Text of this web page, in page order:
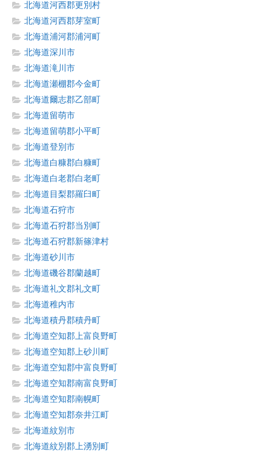
北海道河西郡更別村
北海道河西郡芽室町
北海道浦河郡浦河町
北海道深川市
北海道滝川市
北海道瀬棚郡今金町
北海道爾志郡乙部町
北海道留萌市
北海道留萌郡小平町
北海道登別市
北海道白糠郡白糠町
北海道白老郡白老町
北海道目梨郡羅臼町
北海道石狩市
北海道石狩郡当別町
北海道石狩郡新篠津村
北海道砂川市
北海道磯谷郡蘭越町
北海道礼文郡礼文町
北海道稚内市
北海道積丹郡積丹町
北海道空知郡上富良野町
北海道空知郡上砂川町
北海道空知郡中富良野町
北海道空知郡南富良野町
北海道空知郡南幌町
北海道空知郡奈井江町
北海道紋別市
北海道紋別郡上湧別町